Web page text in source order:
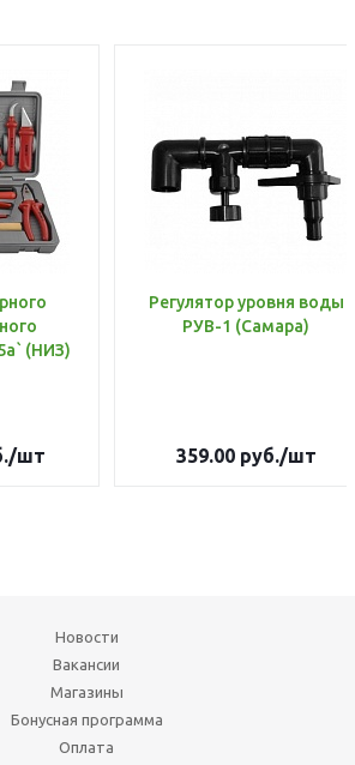
инструмента №5а` (НИЗ)
/шт
Регулятор уровня воды
РУВ-1 (Самара)
359.00руб./шт
Новости
Вакансии
Магазины
Бонусная программа
Оплата